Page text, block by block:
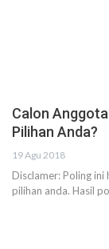
Calon
Pilihan Anda?
19 Agu 2018
Disclamer: Poling
pilihan anda. Hasil